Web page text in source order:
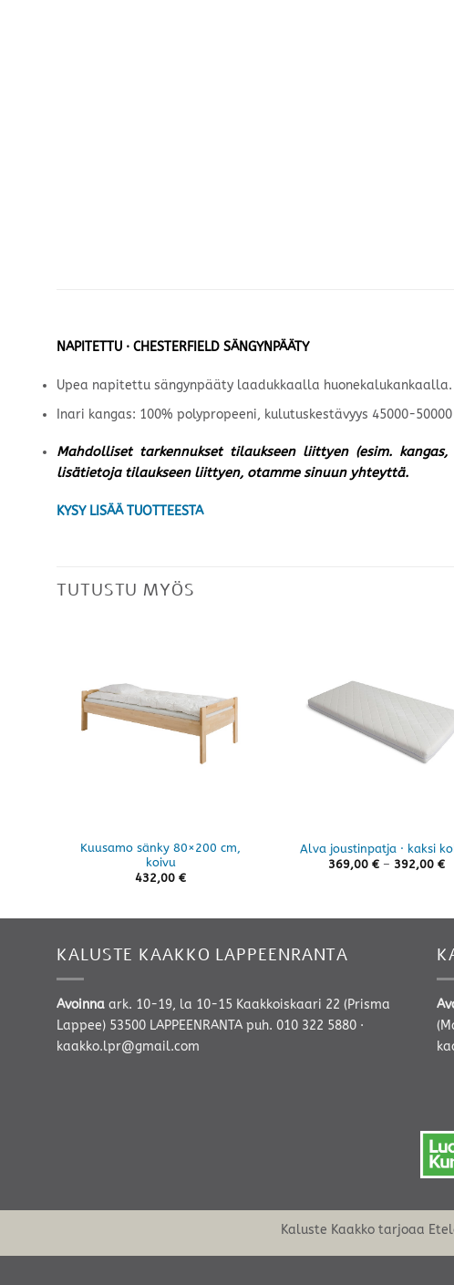
NAPITETTU · CHESTERFIELD SÄNGYNPÄÄTY
Upea napitettu sängynpääty laadukkaalla huonekalukankaalla.
Inari kangas: 100% polypropeeni, kulutuskestävyys 45000-
Mahdolliset tarkennukset tilaukseen liittyen (esim.
lisätietoja tilaukseen liittyen, otamme sinuun yhteyttä.
KYSY LISÄÄ TUOTTEESTA
TUTUSTU MYÖS
Kuusamo sänky 80×200 cm,
koivu
432,00 €
Alva joustinpatja · kaksi
369,00 € – 392,00 €
KALUSTE KAAKKO LAPPEENRANTA
Avoinna ark. 10-19, la 10-15 Kaakkoiskaari 22 (Prisma
Lappee) 53500 LAPPEENRANTA puh. 010 322 5880 ·
kaakko.lpr@gmail.com
Kaluste Kaakko tarjoaa